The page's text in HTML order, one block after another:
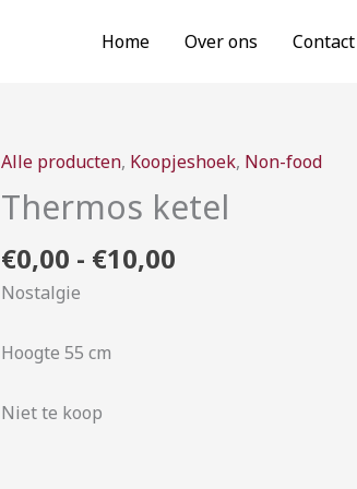
Home Over ons Contact
Alle producten, Koopjeshoek, Non-food
Thermos ketel
€0,00 - €10,00
Prijsklasse:
€0,00
tot
Nostalgie
Hoogte 55 cm
Niet te koop
Thermos
ketel
aantal